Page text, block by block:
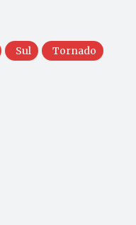
Sul
Tornado